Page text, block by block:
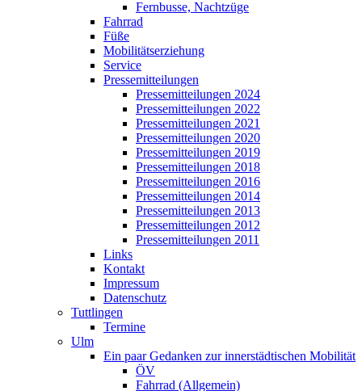
Fernbusse, Nachtzüge
Fahrrad
Füße
Mobilitätserziehung
Service
Pressemitteilungen
Pressemitteilungen 2024
Pressemitteilungen 2022
Pressemitteilungen 2021
Pressemitteilungen 2020
Pressemitteilungen 2019
Pressemitteilungen 2018
Pressemitteilungen 2016
Pressemitteilungen 2014
Pressemitteilungen 2013
Pressemitteilungen 2012
Pressemitteilungen 2011
Links
Kontakt
Impressum
Datenschutz
Tuttlingen
Termine
Ulm
Ein paar Gedanken zur innerstädtischen Mobilität
ÖV
Fahrrad (Allgemein)